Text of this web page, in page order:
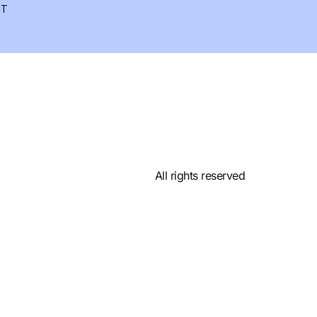
All rights reserved